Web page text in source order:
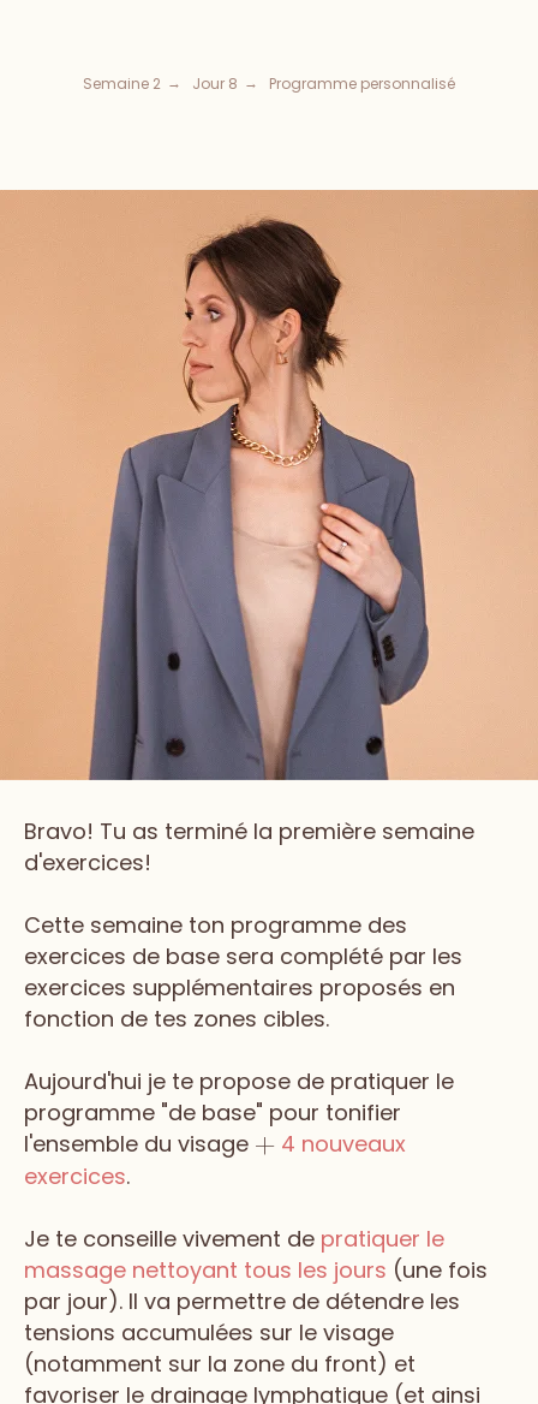
Semaine 2 → Jour 8 → Programme personnalisé
Bravo! Tu as terminé la première semaine
d'exercices!
Cette semaine ton programme des
exercices de base sera complété par les
exercices supplémentaires proposés en
fonction de tes zones cibles.
Aujourd'hui je te propose de pratiquer le
programme "de base" pour tonifier
l'ensemble du visage + 4 nouveaux
exercices.
Je te conseille vivement de pratiquer le
massage nettoyant tous les jours (une fois
par jour). Il va permettre de détendre les
tensions accumulées sur le visage
(notamment sur la zone du front) et
favoriser le drainage lymphatique (et ainsi